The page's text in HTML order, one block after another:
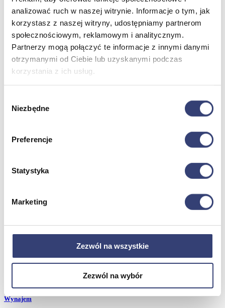
analizować ruch w naszej witrynie. Informacje o tym, jak
korzystasz z naszej witryny, udostępniamy partnerom
społecznościowym, reklamowym i analitycznym.
Partnerzy mogą połączyć te informacje z innymi danymi
otrzymanymi od Ciebie lub uzyskanymi podczas
korzystania z ich usług.
zgody
Niezbędne
Preferencje
Statystyka
Marketing
Zezwól na wszystkie
Zezwól na wybór
Wróć
Kozetki
Pielęgnacja mebli
Taborety i krzesła
Stoły
Parawany
Fotele
Urządzenia
Zobacz wszystko
Wynajem